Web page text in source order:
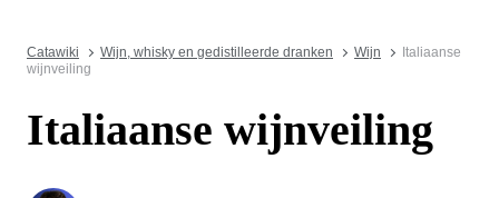
Catawiki Wijn, whisky en gedistilleerde dranken Wijn
Italiaanse
wijnveiling
Italiaanse wijnveiling